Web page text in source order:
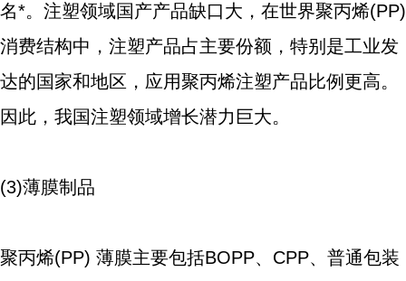
名*。注塑领域国产产品缺口大，在世界聚丙烯(PP)
消费结构中，注塑产品占主要份额，特别是工业发
达的国家和地区，应用聚丙烯注塑产品比例更高。
因此，我国注塑领域增长潜力巨大。
(3)薄膜制品
聚丙烯(PP) 薄膜主要包括BOPP、CPP、普通包装